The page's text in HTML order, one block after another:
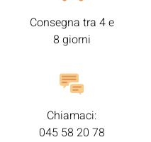
Consegna tra 4 e
8 giorni
Chiamaci:
045 58 20 78